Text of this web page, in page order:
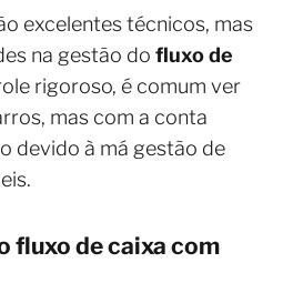
excelentes técnicos, mas
na gestão do fluxo de
rigoroso, é comum ver
mas com a conta
devido à má gestão de
fluxo de caixa com